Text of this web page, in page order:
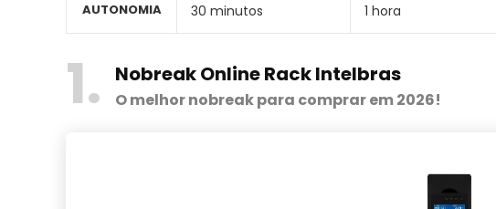
AUTONOMIA 30 minutos 1 hora
1 Nobreak Online Rack Intelbras
O melhor nobreak para comprar em 2026!